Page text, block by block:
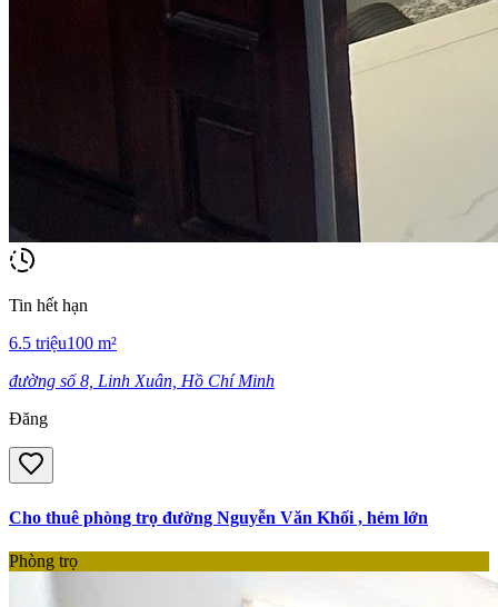
Tin hết hạn
6.5 triệu100 m²
đường số 8, Linh Xuân, Hồ Chí Minh
Đăng
Cho thuê phòng trọ đường Nguyễn Văn Khối , hẻm lớn
Phòng trọ